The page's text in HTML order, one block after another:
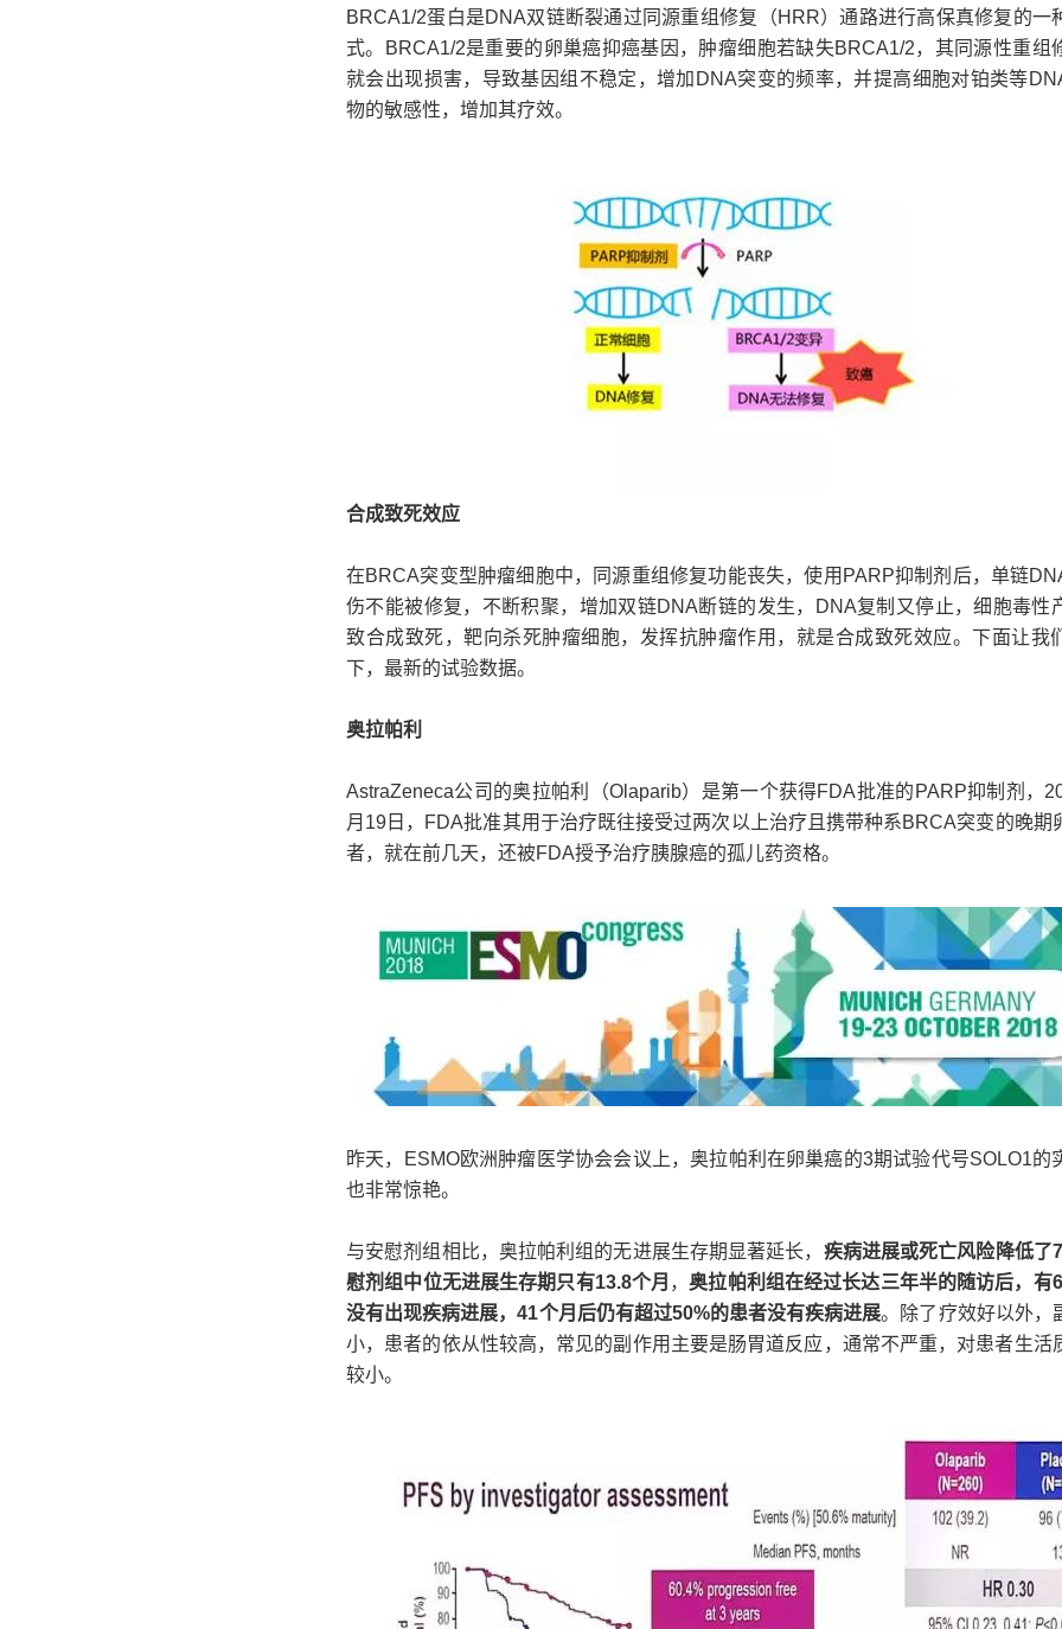
BRCA1/2蛋白是DNA双链断裂通过同源重组修复（HRR）通路进行高保真修复的一
式。BRCA1/2是重要的卵巢癌抑癌基因，肿瘤细胞若缺失BRCA1/2，其同源性重组
就会出现损害，导致基因组不稳定，增加DNA突变的频率，并提高细胞对铂类等
物的敏感性，增加其疗效。
合成致死效应
在BRCA突变型肿瘤细胞中，同源重组修复功能丧失，使用PARP抑制剂后，单链
伤不能被修复，不断积聚，增加双链DNA断链的发生，DNA复制又停止，细胞毒性
致合成致死，靶向杀死肿瘤细胞，发挥抗肿瘤作用，就是合成致死效应。下面让我
下，最新的试验数据。
奥拉帕利
AstraZeneca公司的奥拉帕利（Olaparib）是第一个获得FDA批准的PARP抑制剂，
月19日，FDA批准其用于治疗既往接受过两次以上治疗且携带种系BRCA突变的晚期
者，就在前几天，还被FDA授予治疗胰腺癌的孤儿药资格。
昨天，ESMO欧洲肿瘤医学协会会议上，奥拉帕利在卵巢癌的3期试验代号SOLO1的
也非常惊艳。
与安慰剂组相比，奥拉帕利组的无进展生存期显著延长， 疾病进展或死亡风险降低了
慰剂组中位无进展生存期只有13.8个月 ， 奥拉帕利组在经过长达三年半的随访后，有
没有出现疾病进展，41个月后仍有超过50%的患者没有疾病进展。除了疗效好以外，
小，患者的依从性较高，常见的副作用主要是肠胃道反应，通常不严重，对患者生活
较小。